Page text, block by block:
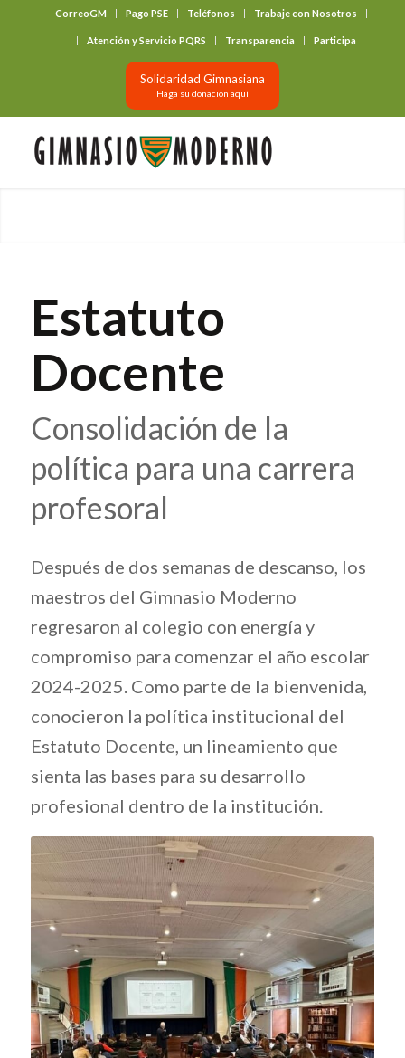
CorreoGM Pago PSE Teléfonos Trabaje con Nosotros
Atención y Servicio PQRS Transparencia Participa
Solidaridad Gimnasiana
Haga su donación aquí
Estatuto
Docente
Consolidación de la
política para una carrera
profesoral
Después de dos semanas de descanso, los
maestros del Gimnasio Moderno
regresaron al colegio con energía y
compromiso para comenzar el año escolar
2024-2025. Como parte de la bienvenida,
conocieron la política institucional del
Estatuto Docente, un lineamiento que
sienta las bases para su desarrollo
profesional dentro de la institución.